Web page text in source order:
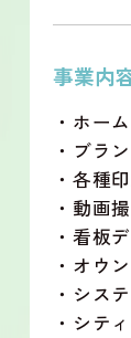
事業内
・ホー
・ブラ
・各種
・動画
・看板
・オウ
・シス
・シテ